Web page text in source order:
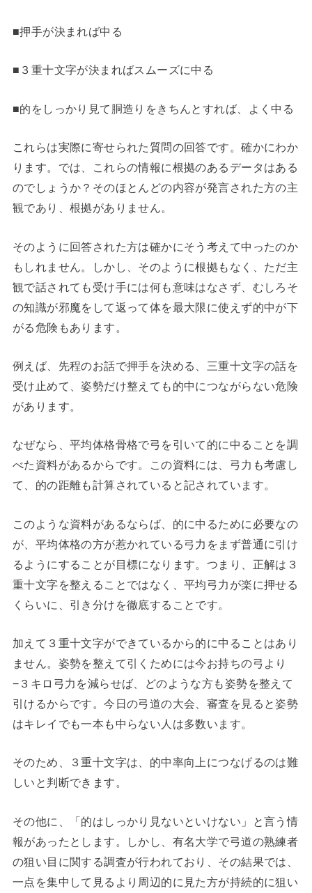
■押手が決まれば中る
■３重十文字が決まればスムーズに中る
■的をしっかり見て胴造りをきちんとすれば、よく中る
これらは実際に寄せられた質問の回答です。確かにわか
ります。では、これらの情報に根拠のあるデータはある
のでしょうか？そのほとんどの内容が発言された方の主
観であり、根拠がありません。
そのように回答された方は確かにそう考えて中ったのか
もしれません。しかし、そのように根拠もなく、ただ主
観で話されても受け手には何も意味はなさず、むしろそ
の知識が邪魔をして返って体を最大限に使えず的中が下
がる危険もあります。
例えば、先程のお話で押手を決める、三重十文字の話を
受け止めて、姿勢だけ整えても的中につながらない危険
があります。
なぜなら、平均体格骨格で弓を引いて的に中ることを調
べた資料があるからです。この資料には、弓力も考慮し
て、的の距離も計算されていると記されています。
このような資料があるならば、的に中るために必要なの
が、平均体格の方が惹かれている弓力をまず普通に引け
るようにすることが目標になります。つまり、正解は３
重十文字を整えることではなく、平均弓力が楽に押せる
くらいに、引き分けを徹底することです。
加えて３重十文字ができているから的に中ることはあり
ません。姿勢を整えて引くためには今お持ちの弓より
−３キロ弓力を減らせば、どのような方も姿勢を整えて
引けるからです。今日の弓道の大会、審査を見ると姿勢
はキレイでも一本も中らない人は多数います。
そのため、３重十文字は、的中率向上につなげるのは難
しいと判断できます。
その他に、「的はしっかり見ないといけない」と言う情
報があったとします。しかし、有名大学で弓道の熟練者
の狙い目に関する調査が行われており、その結果では、
一点を集中して見るより周辺的に見た方が持続的に狙い